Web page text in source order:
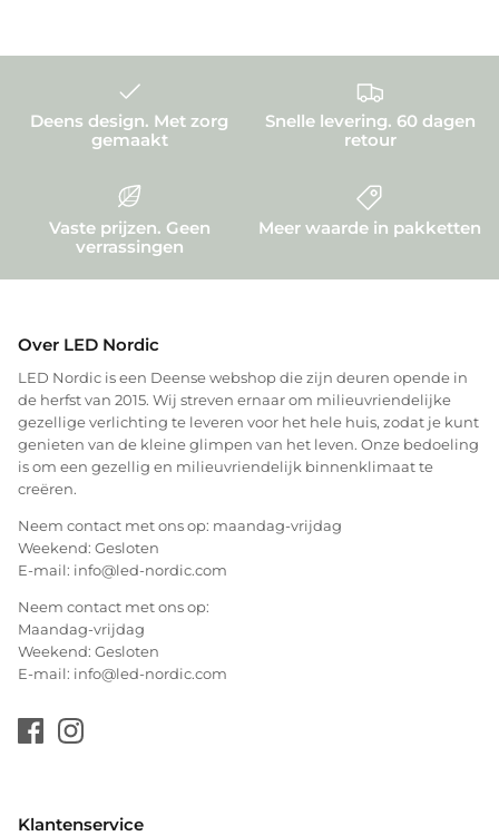
Deens design. Met zorg
gemaakt
Snelle levering. 60 dagen
retour
Vaste prijzen. Geen
verrassingen
Meer waarde in pakketten
Over LED Nordic
LED Nordic is een Deense webshop die zijn deuren opende in
de herfst van 2015. Wij streven ernaar om milieuvriendelijke
gezellige verlichting te leveren voor het hele huis, zodat je kunt
genieten van de kleine glimpen van het leven. Onze bedoeling
is om een gezellig en milieuvriendelijk binnenklimaat te
creëren.
Neem contact met ons op: maandag-vrijdag
Weekend: Gesloten
E-mail: info@led-nordic.com
Neem contact met ons op:
Maandag-vrijdag
Weekend: Gesloten
E-mail: info@led-nordic.com
Klantenservice